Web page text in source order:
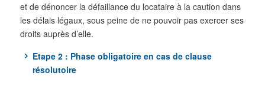
et de dénoncer la défaillance du locataire à la caution dans
les délais légaux, sous peine de ne pouvoir pas exercer ses
droits auprès d’elle.
Etape 2 : Phase obligatoire en cas de clause
résolutoire